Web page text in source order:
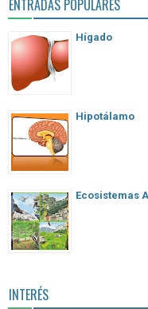
ENTRADAS POPULARES
Hígado
Hipotálamo
Ecosistemas
INTERÉS